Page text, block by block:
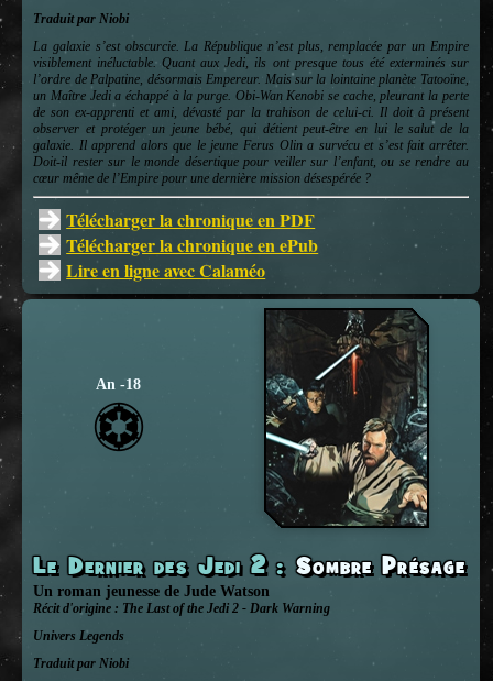
Traduit par Niobi
La galaxie s’est obscurcie. La République n’est plus, remplacée par un Empire
visiblement inéluctable. Quant aux Jedi, ils ont presque tous été exterminés sur
l’ordre de Palpatine, désormais Empereur. Mais sur la lointaine planète Tatooïne,
un Maître Jedi a échappé à la purge. Obi-Wan Kenobi se cache, pleurant la perte
de son ex-apprenti et ami, dévasté par la trahison de celui-ci. Il doit à présent
observer et protéger un jeune bébé, qui détient peut-être en lui le salut de la
galaxie. Il apprend alors que le jeune Ferus Olin a survécu et s’est fait arrêter.
Doit-il rester sur le monde désertique pour veiller sur l’enfant, ou se rendre au
cœur même de l’Empire pour une dernière mission désespérée ?
Télécharger la chronique en PDF
Télécharger la chronique en ePub
Lire en ligne avec Calaméo
An -18
Le Dernier des Jedi 2: Sombre Présage
Un roman jeunesse deJude Watson
Récit d'origine : The Last of the Jedi 2 - Dark Warning
UniversLegends
Traduit par Niobi